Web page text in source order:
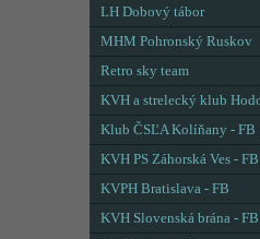
LH Dobový tábor
MHM Pohronský Ruskov
Retro sky team
KVH a strelecký klub
Klub ČSĽA Kolíňany - FB
KVH PS Záhorská Ves - FB
KVPH Bratislava - FB
KVH Slovenská brána - FB